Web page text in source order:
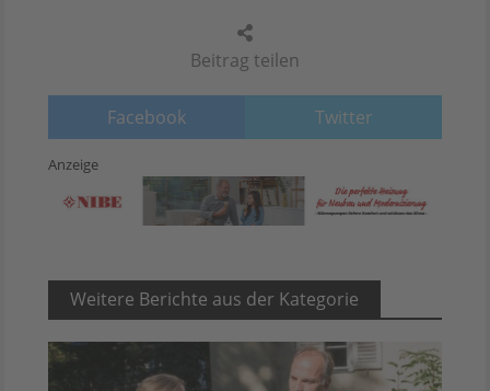
Beitrag teilen
Facebook Twitter
Anzeige
Weitere Berichte aus der Kategorie